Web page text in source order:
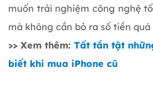
muốn trải nghiệm công nghệ
mà không cần bỏ ra số tiền quá
>> Xem thêm: Tất tần tật
biết khi mua iPhone cũ